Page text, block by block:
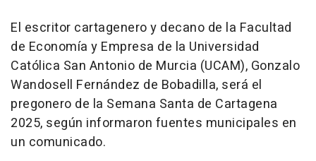
El escritor cartagenero y decano de la Facultad
de Economía y Empresa de la Universidad
Católica San Antonio de Murcia (UCAM), Gonzalo
Wandosell Fernández de Bobadilla, será el
pregonero de la Semana Santa de Cartagena
2025, según informaron fuentes municipales en
un comunicado.